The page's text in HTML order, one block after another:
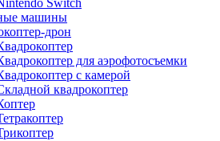
Switch
машины
дрон
для аэрофотосъемки
с камерой
квадрокоптер